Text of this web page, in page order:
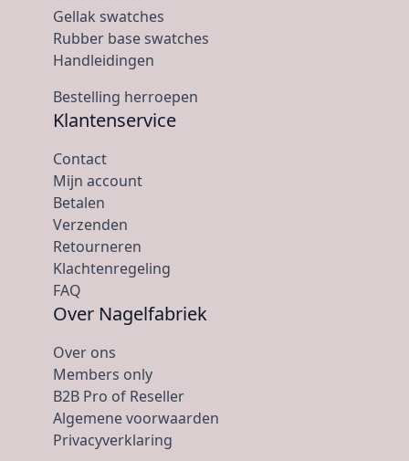
Gellak swatches
Rubber base swatches
Handleidingen
Bestelling herroepen
Klantenservice
Contact
Mijn account
Betalen
Verzenden
Retourneren
Klachtenregeling
FAQ
Over Nagelfabriek
Over ons
Members only
B2B Pro of Reseller
Algemene voorwaarden
Privacyverklaring